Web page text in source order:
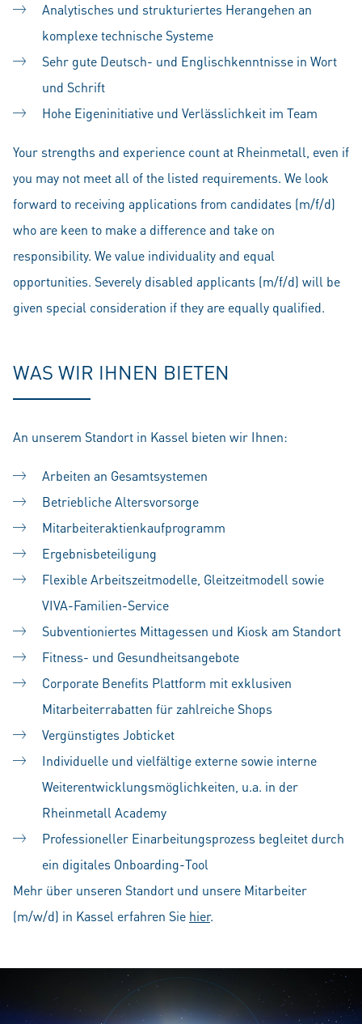
Analytisches und strukturiertes Herangehen an
komplexe technische Systeme
Sehr gute Deutsch- und Englischkenntnisse in Wort
und Schrift
Hohe Eigeninitiative und Verlässlichkeit im Team
Your strengths and experience count at Rheinmetall, even if
you may not meet all of the listed requirements. We look
forward to receiving applications from candidates (m/f/d)
who are keen to make a difference and take on
responsibility. We value individuality and equal
opportunities. Severely disabled applicants (m/f/d) will be
given special consideration if they are equally qualified.
WAS WIR IHNEN BIETEN
An unserem Standort in Kassel bieten wir Ihnen:
Arbeiten an Gesamtsystemen
Betriebliche Altersvorsorge
Mitarbeiteraktienkaufprogramm
Ergebnisbeteiligung
Flexible Arbeitszeitmodelle, Gleitzeitmodell sowie
VIVA-Familien-Service
Subventioniertes Mittagessen und Kiosk am Standort
Fitness- und Gesundheitsangebote
Corporate Benefits Plattform mit exklusiven
Mitarbeiterrabatten für zahlreiche Shops
Vergünstigtes Jobticket
Individuelle und vielfältige externe sowie interne
Weiterentwicklungsmöglichkeiten, u.a. in der
Rheinmetall Academy
Professioneller Einarbeitungsprozess begleitet durch
ein digitales Onboarding-Tool
Mehr über unseren Standort und unsere Mitarbeiter
(m/w/d) in Kassel erfahren Sie hier.